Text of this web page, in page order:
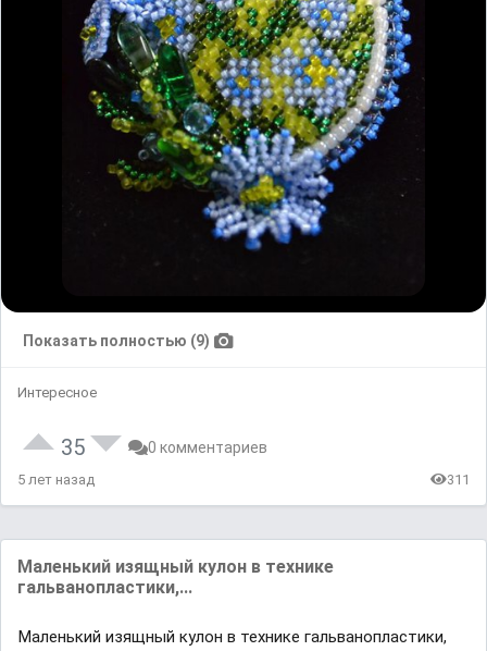
Показать полностью (9)
Интересное
35 0 комментариев
5 лет назад 311
Маленький изящный кулон в технике
гальванопластики,...
Маленький изящный кулон в технике гальванопластики,